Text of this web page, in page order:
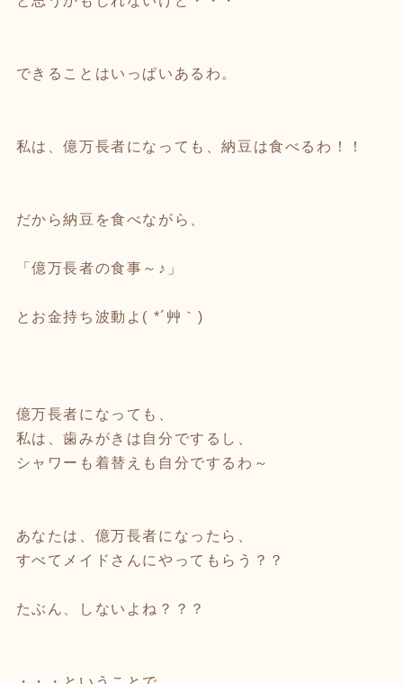
できることはいっぱいあるわ。
私は、億万長者になっても、納豆は食べるわ！！
だから納豆を食べながら、
「億万長者の食事～♪」
とお金持ち波動よ( *´艸｀)
億万長者になっても、
私は、歯みがきは自分でするし、
シャワーも着替えも自分でするわ～
あなたは、億万長者になったら、
すべてメイドさんにやってもらう？？
たぶん、しないよね？？？